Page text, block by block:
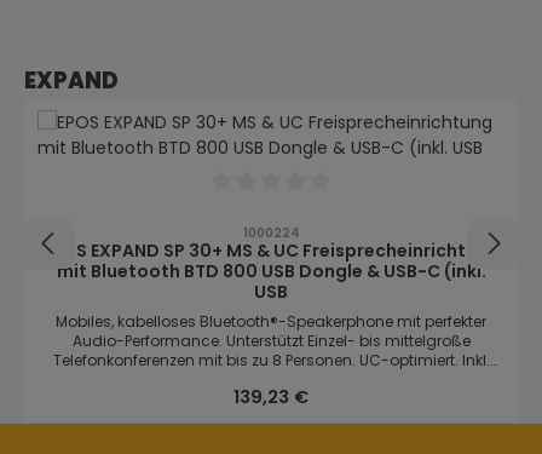
Produktgalerie überspringen
EXPAND
1000224
EPOS EXPAND SP 30+ MS & UC Freisprecheinrichtung
mit Bluetooth BTD 800 USB Dongle & USB-C (inkl.
USB
Mobiles, kabelloses Bluetooth®-Speakerphone mit perfekter
Audio-Performance. Unterstützt Einzel- bis mittelgroße
Telefonkonferenzen mit bis zu 8 Personen. UC-optimiert. Inkl.
mit Bluetooth® oder USB-C-Anschlüssen, Mulit-Point-
Regulärer Preis:
139,23 €